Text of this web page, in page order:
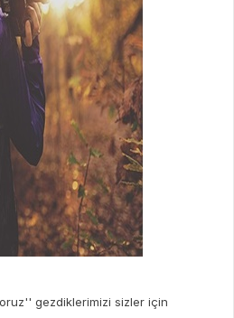
gezdiklerimizi sizler için